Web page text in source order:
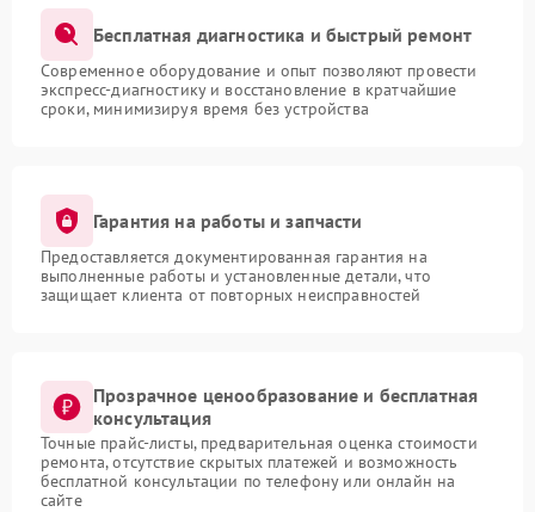
Бесплатная диагностика и быстрый ремонт
Современное оборудование и опыт позволяют провести
экспресс-диагностику и восстановление в кратчайшие
сроки, минимизируя время без устройства
Гарантия на работы и запчасти
Предоставляется документированная гарантия на
выполненные работы и установленные детали, что
защищает клиента от повторных неисправностей
Прозрачное ценообразование и бесплатная
консультация
Точные прайс-листы, предварительная оценка стоимости
ремонта, отсутствие скрытых платежей и возможность
бесплатной консультации по телефону или онлайн на
сайте